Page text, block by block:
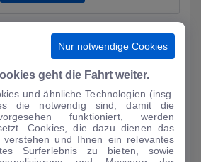
Nur notwendige Cookies
geht die Fahrt weiter.
und ähnliche Technologien (insg.
die notwendig sind, damit die
funktioniert, werden
Cookies, die dazu dienen das
verstehen und Ihnen ein relevantes
Surferlebnis zu bieten, sowie